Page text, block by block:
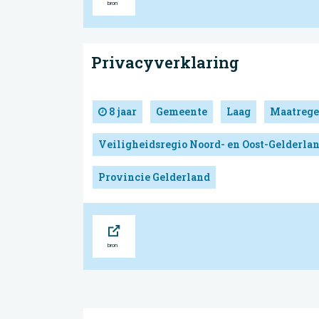
Privacyverklaring
8 jaar Gemeente Laag
Veiligheidsregio Noord- en Oost-
Provincie Gelderland